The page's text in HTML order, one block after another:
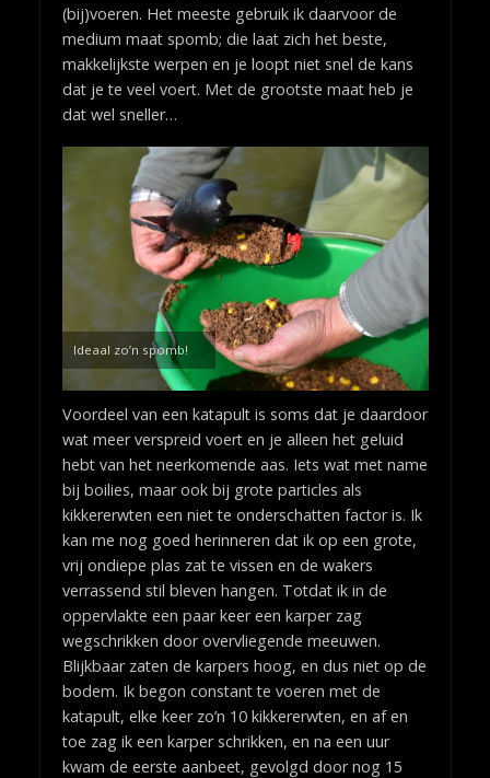
(bij)voeren. Het meeste gebruik ik daarvoor de
medium maat spomb; die laat zich het beste,
makkelijkste werpen en je loopt niet snel de kans
dat je te veel voert. Met de grootste maat heb je
dat wel sneller…
Ideaal zo’n spomb!
Voordeel van een katapult is soms dat je daardoor
wat meer verspreid voert en je alleen het geluid
hebt van het neerkomende aas. Iets wat met name
bij boilies, maar ook bij grote particles als
kikkererwten een niet te onderschatten factor is. Ik
kan me nog goed herinneren dat ik op een grote,
vrij ondiepe plas zat te vissen en de wakers
verrassend stil bleven hangen. Totdat ik in de
oppervlakte een paar keer een karper zag
wegschrikken door overvliegende meeuwen.
Blijkbaar zaten de karpers hoog, en dus niet op de
bodem. Ik begon constant te voeren met de
katapult, elke keer zo’n 10 kikkererwten, en af en
toe zag ik een karper schrikken, en na een uur
kwam de eerste aanbeet, gevolgd door nog 15